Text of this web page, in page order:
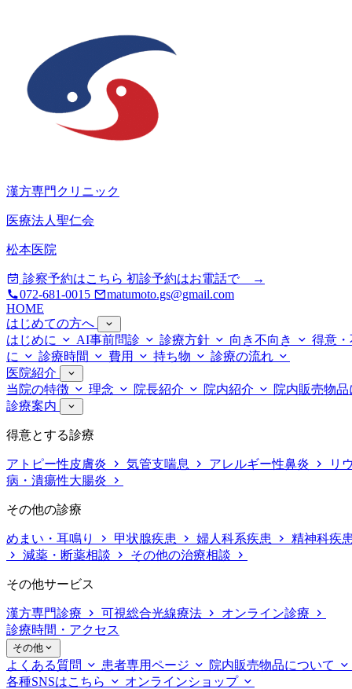
漢方専門クリニック
医療法人聖仁会
松本医院
診察予約はこちら 初診予約はお電話で →
072-681-0015
matumoto.gs@gmail.com
HOME
はじめての方へ
はじめに
AI事前問診 診療方針 向き不向き
得意
に
診療時間 費用 持ち物
診療の流れ
医院紹介
当院の特徴
理念 院長紹介 院内紹介
院内販売物
診療案内
得意とする診療
アトピー性皮膚炎 気管支喘息 アレルギー性鼻炎
リ
病・潰瘍性大腸炎
その他の診療
めまい・耳鳴り 甲状腺疾患 婦人科系疾患
精神科疾
減薬・断薬相談
その他の治療相談
その他サービス
漢方専門診療 可視総合光線療法
オンライン診療
診療時間・アクセス
その他
よくある質問 患者専用ページ
院内販売物品について
各種SNSはこちら
オンラインショップ